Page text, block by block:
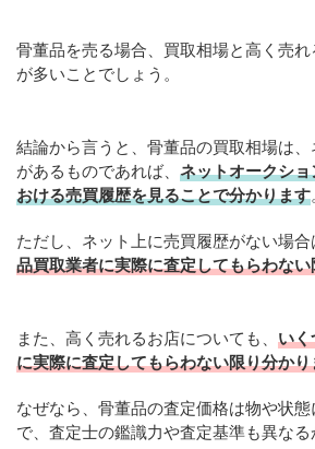
骨董品を売る場合、買取相場と高く売
が多いことでしょう。
結論から言うと、骨董品の買取相場は
があるものであれば、 ネットオークシ
おける売買履歴を見ることで分かります
ただし、ネット上に売買履歴がない場合
品買取業者に実際に査定してもらわな
また、高く売れるお店についても、 いく
に実際に査定してもらわない限り分かり
なぜなら、骨董品の査定価格は物や状
で、査定士の鑑識力や査定基準も異なる